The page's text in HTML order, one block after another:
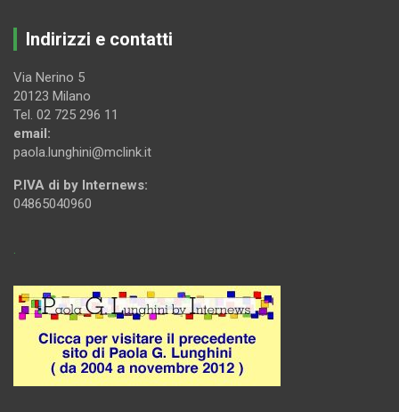
Indirizzi e contatti
Via Nerino 5
20123 Milano
Tel. 02 725 296 11
email:
paola.lunghini@mclink.it
P.IVA di by Internews:
04865040960
.